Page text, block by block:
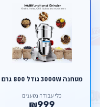
מטחנה 3000W גודל 800 גרם
כלי עבודה נטענים
₪999